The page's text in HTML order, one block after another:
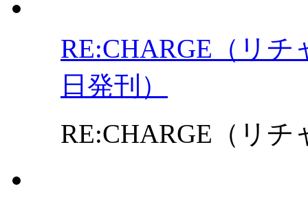
RE:CHARGE（リチ
日発刊）
RE:CHARGE（リチ